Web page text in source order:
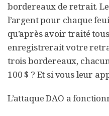
bordereaux de retrait.
l’argent pour chaque
qu’après avoir traité
enregistrerait votre
trois bordereaux,
100 $ ? Et si vous leur
L’attaque DAO a